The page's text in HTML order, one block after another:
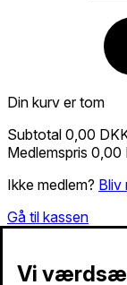
Din kurv er tom
Subtotal 0,00
Medlemspris 0,00
Ikke medlem? Bliv
Gå til kassen
Vi